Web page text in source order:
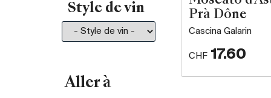
Style de vin
Aller à
Prà Dône
Cascina Galarin
CHF 17.60